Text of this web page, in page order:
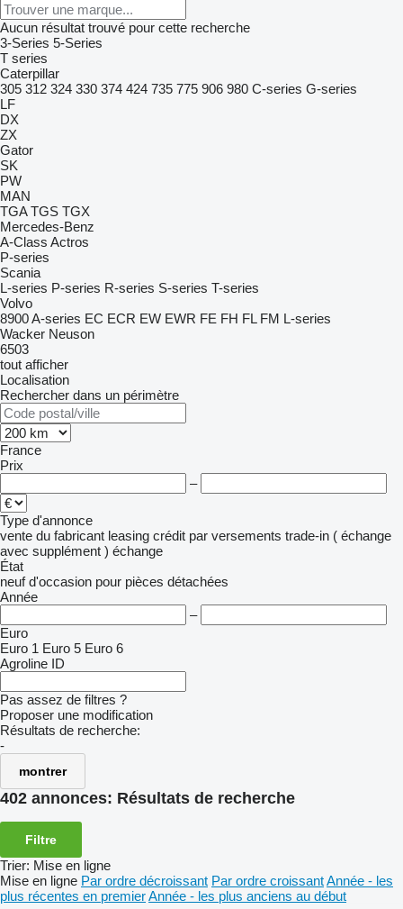
Aucun résultat trouvé pour cette recherche
3-Series 5-Series
T series
Caterpillar
305 312 324 330 374 424 735 775 906 980 C-series G-series
LF
DX
ZX
Gator
SK
PW
MAN
TGA TGS TGX
Mercedes-Benz
A-Class Actros
P-series
Scania
L-series P-series R-series S-series T-series
Volvo
8900A-series EC ECR EW EWR FE FH FL FM L-series
Wacker Neuson
6503
tout afficher
Localisation
Rechercher dans un périmètre
France
Prix
–
Type d'annonce
vente du fabricant leasing crédit par versements trade-in ( échange
avec supplément ) échange
État
neuf d'occasion pour pièces détachées
Année
–
Euro
Euro 1 Euro 5 Euro 6
Agroline ID
Pas assez de filtres ?
Proposer une modification
Résultats de recherche:
-
montrer
402 annonces: Résultats de recherche
Filtre
Trier: Mise en ligne
Mise en ligne Par ordre décroissant Par ordre croissantAnnée - les
plus récentes en premierAnnée - les plus anciens au début